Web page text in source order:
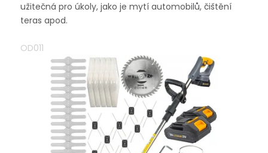
užitečná pro úkoly, jako je mytí automobilů, čištění
teras apod.
OD011